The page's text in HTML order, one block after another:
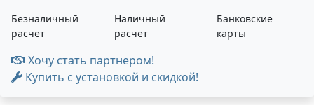
Безналичный
расчет
Наличный
расчет
Банковские
карты
Хочу стать партнером!
Купить с установкой и скидкой!